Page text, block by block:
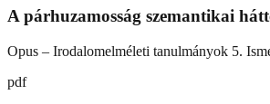
A párhuzamosság szemantikai
Opus – Irodalomelméleti tanulmányok 5.
pdf